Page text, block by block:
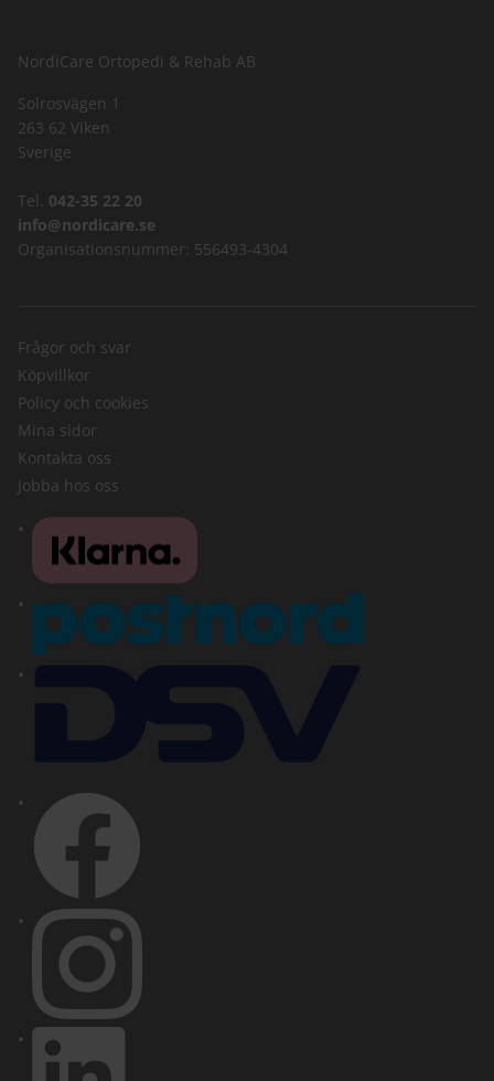
NordiCare Ortopedi & Rehab AB
Solrosvägen 1
263 62 Viken
Sverige
Tel. 042-35 22 20
info@nordicare.se
Organisationsnummer: 556493-4304
Frågor och svar
Köpvillkor
Policy och cookies
Mina sidor
Kontakta oss
Jobba hos oss